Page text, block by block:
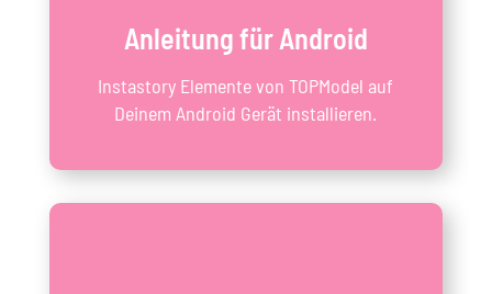
Anleitung für Android
Instastory Elemente von TOPModel auf
Deinem Android Gerät installieren.